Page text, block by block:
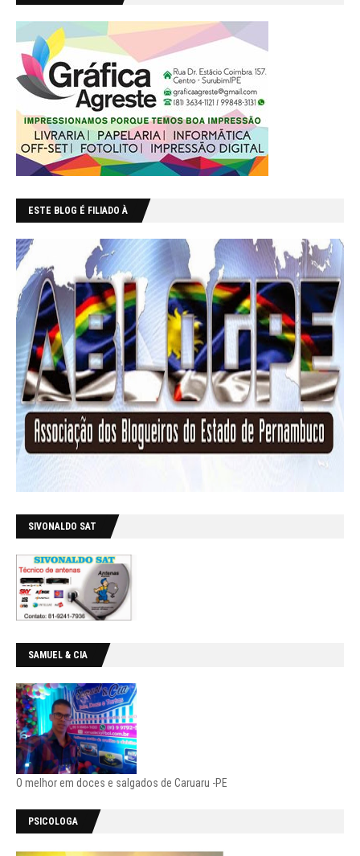
ESTE BLOG É FILIADO À
SIVONALDO SAT
SAMUEL & CIA
O melhor em doces e salgados de Caruaru -PE
PSICOLOGA